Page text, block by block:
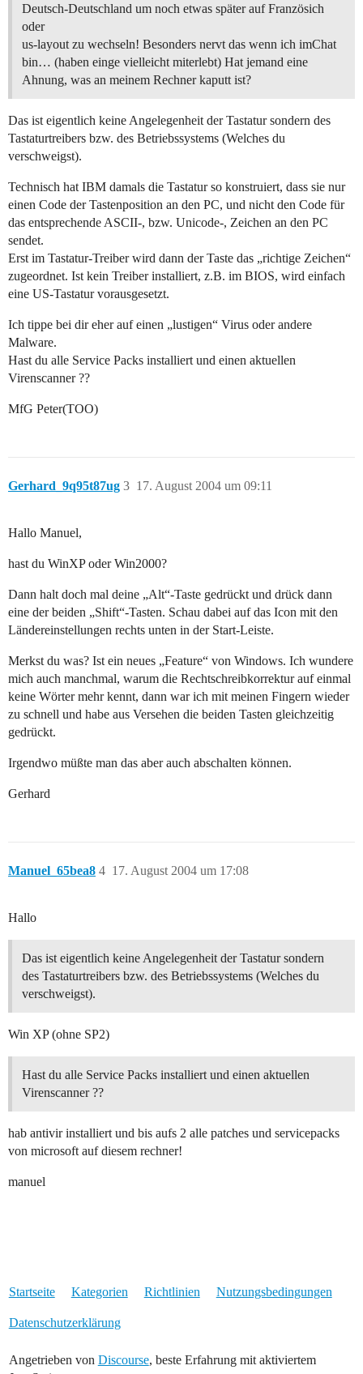
Deutsch-Deutschland um noch etwas später auf Französich
oder
us-layout zu wechseln! Besonders nervt das wenn ich imChat
bin… (haben einge vielleicht miterlebt) Hat jemand eine
Ahnung, was an meinem Rechner kaputt ist?
Das ist eigentlich keine Angelegenheit der Tastatur sondern des
Tastaturtreibers bzw. des Betriebssystems (Welches du
verschweigst).
Technisch hat IBM damals die Tastatur so konstruiert, dass sie nur
einen Code der Tastenposition an den PC, und nicht den Code für
das entsprechende ASCII-, bzw. Unicode-, Zeichen an den PC
sendet.
Erst im Tastatur-Treiber wird dann der Taste das „richtige Zeichen“
zugeordnet. Ist kein Treiber installiert, z.B. im BIOS, wird einfach
eine US-Tastatur vorausgesetzt.
Ich tippe bei dir eher auf einen „lustigen“ Virus oder andere
Malware.
Hast du alle Service Packs installiert und einen aktuellen
Virenscanner ??
MfG Peter(TOO)
Gerhard_9q95t87ug 17. August 2004 um 09:11
3
Hallo Manuel,
hast du WinXP oder Win2000?
Dann halt doch mal deine „Alt“-Taste gedrückt und drück dann
eine der beiden „Shift“-Tasten. Schau dabei auf das Icon mit den
Ländereinstellungen rechts unten in der Start-Leiste.
Merkst du was? Ist ein neues „Feature“ von Windows. Ich wundere
mich auch manchmal, warum die Rechtschreibkorrektur auf einmal
keine Wörter mehr kennt, dann war ich mit meinen Fingern wieder
zu schnell und habe aus Versehen die beiden Tasten gleichzeitig
gedrückt.
Irgendwo müßte man das aber auch abschalten können.
Gerhard
Manuel_65bea8 17. August 2004 um 17:08
4
Hallo
Das ist eigentlich keine Angelegenheit der Tastatur sondern
des Tastaturtreibers bzw. des Betriebssystems (Welches du
verschweigst).
Win XP (ohne SP2)
Hast du alle Service Packs installiert und einen aktuellen
Virenscanner ??
hab antivir installiert und bis aufs 2 alle patches und servicepacks
von microsoft auf diesem rechner!
manuel
Startseite Kategorien Richtlinien Nutzungsbedingungen
Datenschutzerklärung
Angetrieben von Discourse, beste Erfahrung mit aktiviertem